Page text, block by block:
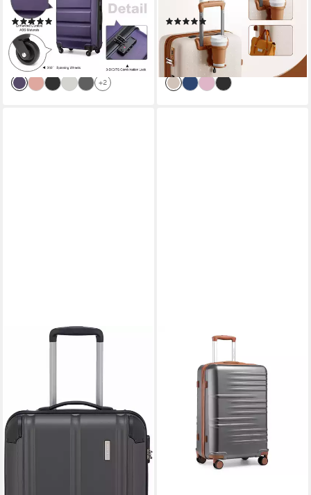
Reisekoffer mit 4 Rollen
(1)
48,89 € 59,99 €
-19%
lieferbar - in 2-3 Werktagen bei dir
+2
Rollen, 4 Rollen
58,89 € 99,99 €
-41%
lieferbar - in 2-3 Werktagen bei dir